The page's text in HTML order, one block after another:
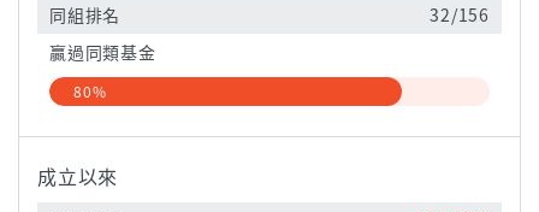
同組排名
32/156
贏過同類基金
80%
成立以來